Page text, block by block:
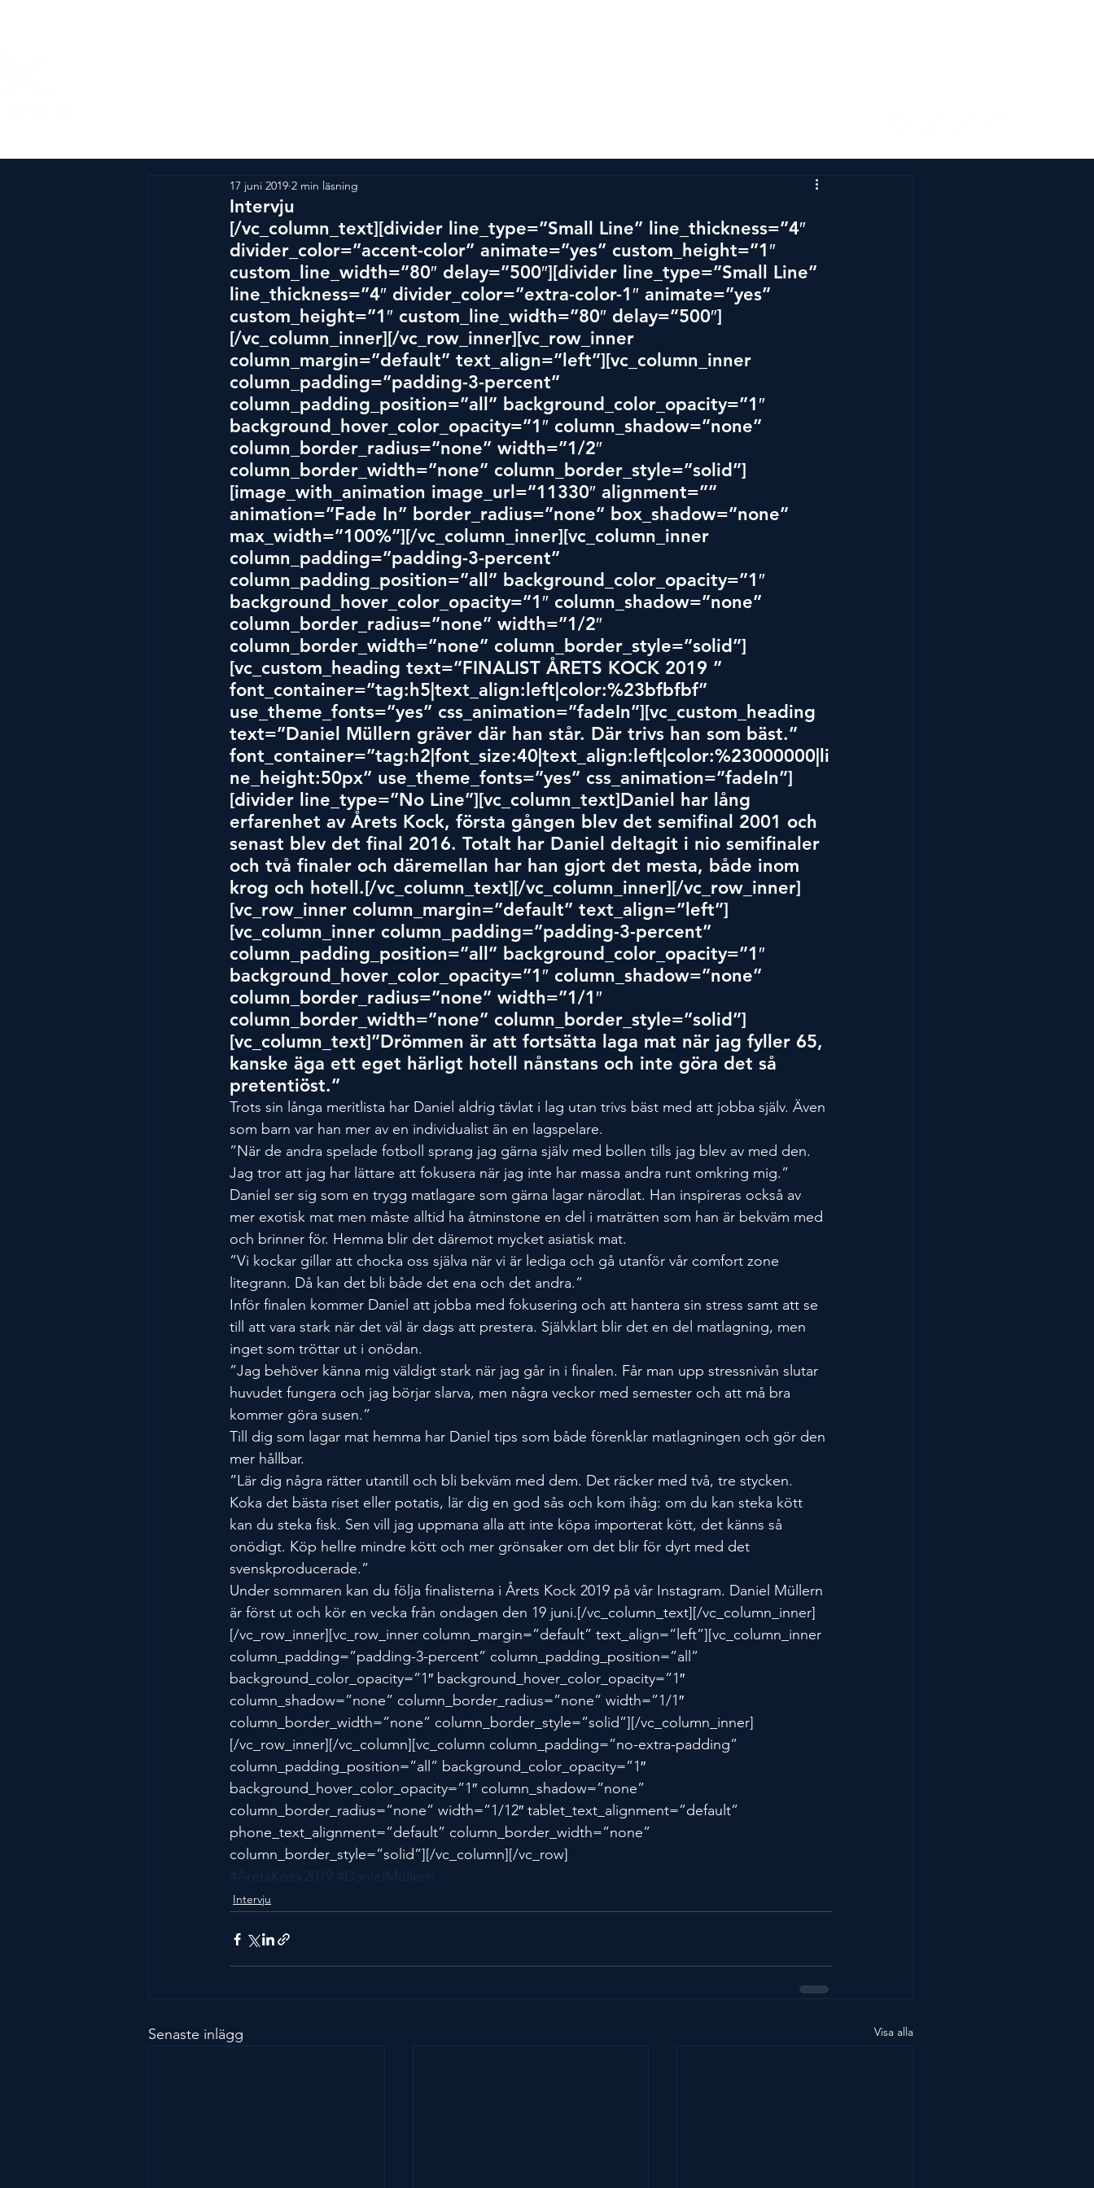
17 juni 2019 2 min läsning
Intervju
[/vc_column_text][divider line_type=”Small Line” line_thickness=”4″
divider_color=”accent-color” animate=”yes” custom_height=”1″
custom_line_width=”80″ delay=”500″][divider line_type=”Small Line”
line_thickness=”4″ divider_color=”extra-color-1″ animate=”yes”
custom_height=”1″ custom_line_width=”80″ delay=”500″]
[/vc_column_inner][/vc_row_inner][vc_row_inner
column_margin=”default” text_align=”left”][vc_column_inner
column_padding=”padding-3-percent”
column_padding_position=”all” background_color_opacity=”1″
background_hover_color_opacity=”1″ column_shadow=”none”
column_border_radius=”none” width=”1/2″
column_border_width=”none” column_border_style=”solid”]
[image_with_animation image_url=”11330″ alignment=””
animation=”Fade In” border_radius=”none” box_shadow=”none”
max_width=”100%”][/vc_column_inner][vc_column_inner
column_padding=”padding-3-percent”
column_padding_position=”all” background_color_opacity=”1″
background_hover_color_opacity=”1″ column_shadow=”none”
column_border_radius=”none” width=”1/2″
column_border_width=”none” column_border_style=”solid”]
[vc_custom_heading text=”FINALIST ÅRETS KOCK 2019 ”
font_container=”tag:h5|text_align:left|color:%23bfbfbf”
use_theme_fonts=”yes” css_animation=”fadeIn”][vc_custom_heading
text=”Daniel Müllern gräver där han står. Där trivs han som bäst.”
font_container=”tag: h2|font_ size:40|text_align:left|color:%23000000|li
ne_height:50px” use_theme_fonts=”yes” css_animation=”fadeIn”]
[divider line_type=”No Line”][vc_column_text]Daniel har lång
erfarenhet av Årets Kock, första gången blev det semifinal 2001 och
senast blev det final 2016. Totalt har Daniel deltagit i nio semifinaler
och två finaler och däremellan har han gjort det mesta, både inom
krog och hotell.[/vc_column_text][/vc_column_inner][/vc_row_inner]
[vc_row_inner column_margin=”default” text_align=”left”]
[vc_column_inner column_padding=”padding-3-percent”
column_padding_position=”all” background_color_opacity=”1″
background_hover_color_opacity=”1″ column_shadow=”none”
column_border_radius=”none” width=”1/1″
column_border_width=”none” column_border_style=”solid”]
[vc_column_text]”Drömmen är att fortsätta laga mat när jag fyller 65,
kanske äga ett eget härligt hotell nånstans och inte göra det så
pretentiöst.”
Trots sin långa meritlista har Daniel aldrig tävlat i lag utan trivs bäst med att jobba själv. Även
som barn var han mer av en individualist än en lagspelare.
”När de andra spelade fotboll sprang jag gärna själv med bollen tills jag blev av med den.
Jag tror att jag har lättare att fokusera när jag inte har massa andra runt omkring mig.”
Daniel ser sig som en trygg matlagare som gärna lagar närodlat. Han inspireras också av
mer exotisk mat men måste alltid ha åtminstone en del i maträtten som han är bekväm med
och brinner för. Hemma blir det däremot mycket asiatisk mat.
”Vi kockar gillar att chocka oss själva när vi är lediga och gå utanför vår comfort zone
litegrann. Då kan det bli både det ena och det andra.”
Inför finalen kommer Daniel att jobba med fokusering och att hantera sin stress samt att se
till att vara stark när det väl är dags att prestera. Självklart blir det en del matlagning, men
inget som tröttar ut i onödan.
”Jag behöver känna mig väldigt stark när jag går in i finalen. Får man upp stressnivån slutar
huvudet fungera och jag börjar slarva, men några veckor med semester och att må bra
kommer göra susen.”
Till dig som lagar mat hemma har Daniel tips som både förenklar matlagningen och gör den
mer hållbar.
”Lär dig några rätter utantill och bli bekväm med dem. Det räcker med två, tre stycken.
Koka det bästa riset eller potatis, lär dig en god sås och kom ihåg: om du kan steka kött
kan du steka fisk. Sen vill jag uppmana alla att inte köpa importerat kött, det känns så
onödigt. Köp hellre mindre kött och mer grönsaker om det blir för dyrt med det
svenskproducerade.”
Under sommaren kan du följa finalisterna i Årets Kock 2019 på vår Instagram. Daniel Müllern
är först ut och kör en vecka från ondagen den 19 juni.[/vc_column_text][/vc_column_inner]
[/vc_row_inner][vc_row_inner column_margin=”default” text_align=”left”][vc_column_inner
column_padding=”padding-3-percent” column_padding_position=”all”
background_color_opacity=”1″ background_hover_color_opacity=”1″
column_shadow=”none” column_border_radius=”none” width=”1/1″
column_border_width=”none” column_border_style=”solid”][/vc_column_inner]
[/vc_row_inner][/vc_column][vc_column column_padding=”no-extra-padding”
column_padding_position=”all” background_color_opacity=”1″
background_hover_color_opacity=”1″ column_shadow=”none”
column_border_radius=”none” width=”1/12″ tablet_text_alignment=”default”
phone_text_alignment=”default” column_border_width=”none”
column_border_style=”solid”][/vc_column][/vc_row]
Intervju
Senaste inlägg Visa alla